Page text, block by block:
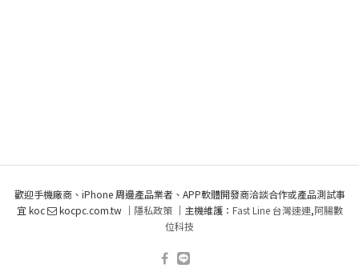
歡迎手機廠商、iPhone 周邊產品業者、APP軟體開發商洽談合作或產品測試事
宜 koc
kocpc.com.tw ｜ 隱私政策｜主機維護： Fast Line 台灣速連,阿腸數
位科技